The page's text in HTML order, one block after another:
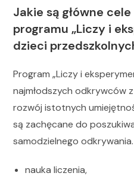
Jakie są główne
programu „Liczy i
dzieci
Program „Liczy i
najmłodszych odkrywców
rozwój istotnych
są zachęcane do
samodzielnego odkrywania.
nauka liczenia,